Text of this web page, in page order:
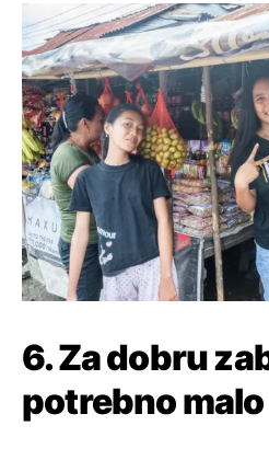
6. Za dobru
potrebno malo